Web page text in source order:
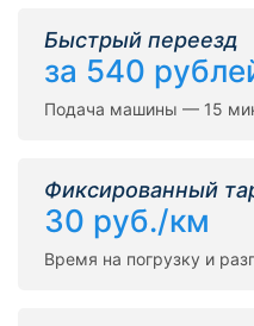
Быстрый переезд
за 540
Подача машины — 15
Фиксированный
30 руб./км
Время на погрузку и